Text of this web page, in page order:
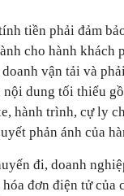
tiền phải đảm
cho hành khách
vận tải và
nội dung tối thiểu
hành trình, cự ly
phản ánh của
đi, doanh
hóa đơn điện tử